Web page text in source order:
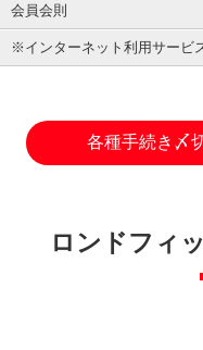
会員会則
※インターネット利用サービ
各種手続き〆
ロンドフィ